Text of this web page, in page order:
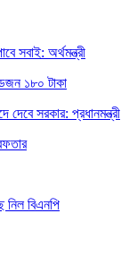
সবাই: অর্থমন্ত্রী
১৮০ টাকা
দেবে সরকার: প্রধানমন্ত্রী
নিল বিএনপি